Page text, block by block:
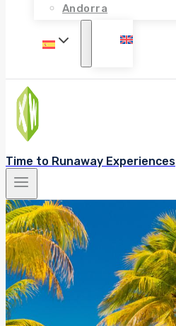
Andorra
Time to Runaway Experiences